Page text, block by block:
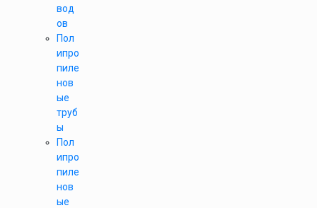
вод
ов
Пол
ипро
пиле
нов
ые
труб
ы
Пол
ипро
пиле
нов
ые